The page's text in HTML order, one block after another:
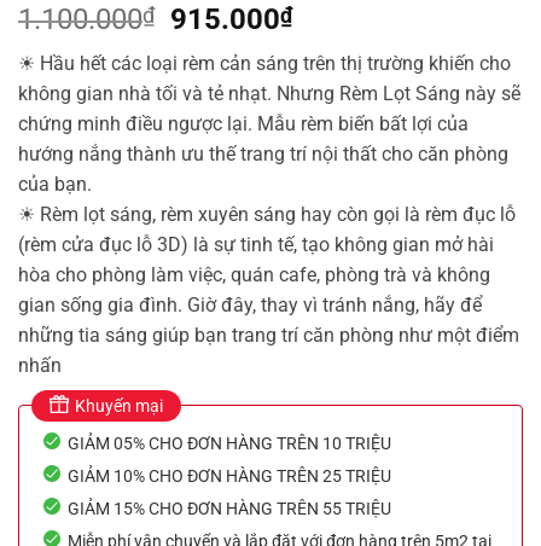
1.100.000₫
Giá
gốc
là:
1.100.000₫.
915.000₫Giá
hiện
tại
là:
915.000₫.
☀ Hầu hết các loại rèm cản sáng trên thị trường khiến cho
không gian nhà tối và tẻ nhạt. Nhưng Rèm Lọt Sáng này sẽ
chứng minh điều ngược lại. Mẫu rèm biến bất lợi của
hướng nắng thành ưu thế trang trí nội thất cho căn phòng
của bạn.
☀ Rèm lọt sáng, rèm xuyên sáng hay còn gọi là rèm đục lỗ
(rèm cửa đục lỗ 3D) là sự tinh tế, tạo không gian mở hài
hòa cho phòng làm việc, quán cafe, phòng trà và không
gian sống gia đình. Giờ đây, thay vì tránh nắng, hãy để
những tia sáng giúp bạn trang trí căn phòng như một điểm
nhấn
Khuyến mại
GIẢM 05% CHO ĐƠN HÀNG TRÊN 10 TRIỆU
GIẢM 10% CHO ĐƠN HÀNG TRÊN 25 TRIỆU
GIẢM 15% CHO ĐƠN HÀNG TRÊN 55 TRIỆU
Miễn phí vận chuyển và lắp đặt với đơn hàng trên 5m2 tại